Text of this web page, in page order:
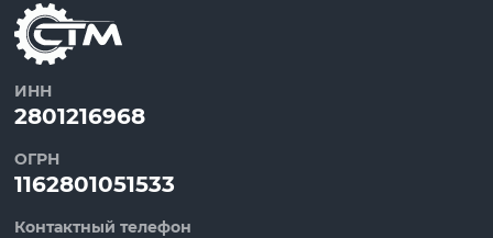
ИНН
2801216968
ОГРН
1162801051533
Контактный телефон